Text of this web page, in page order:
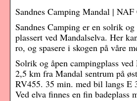
Sandnes Camping Mandal | NAF
Sandnes Camping er en solrik
plassert ved Mandalselva. Her
ro, og spasere i skogen på våre
Solrik og åpen campingplass
2,5 km fra Mandal sentrum på
RV455. 35 min. med bil langs E
Ved elva finnes en fin badeplass